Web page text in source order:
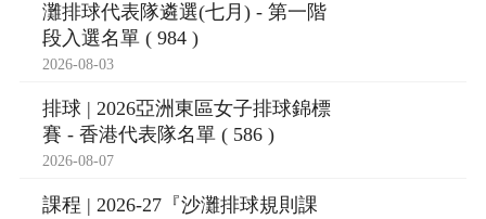
灘排球代表隊遴選(七月) - 第一階
段入選名單 ( 984 )
2026-08-03
排球 | 2026亞洲東區女子排球錦標
賽 - 香港代表隊名單 ( 586 )
2026-08-07
課程 | 2026-27『沙灘排球規則課